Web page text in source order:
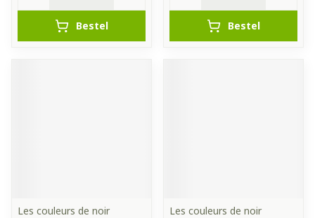
Bestel Bestel
Les couleurs de noir
Les couleurs de noir